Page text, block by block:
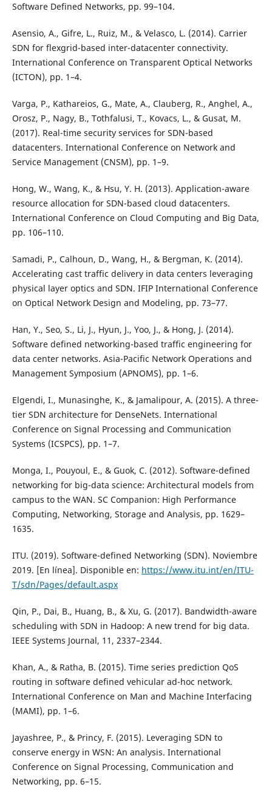
Software Defined Networks, pp. 99–104.
Asensio, A., Gifre, L., Ruiz, M., & Velasco, L. (2014). Carrier
SDN for flexgrid-based inter-datacenter connectivity.
International Conference on Transparent Optical Networks
(ICTON), pp. 1–4.
Varga, P., Kathareios, G., Mate, A., Clauberg, R., Anghel, A.,
Orosz, P., Nagy, B., Tothfalusi, T., Kovacs, L., & Gusat, M.
(2017). Real-time security services for SDN-based
datacenters. International Conference on Network and
Service Management (CNSM), pp. 1–9.
Hong, W., Wang, K., & Hsu, Y. H. (2013). Application-aware
resource allocation for SDN-based cloud datacenters.
International Conference on Cloud Computing and Big Data,
pp. 106–110.
Samadi, P., Calhoun, D., Wang, H., & Bergman, K. (2014).
Accelerating cast traffic delivery in data centers leveraging
physical layer optics and SDN. IFIP International Conference
on Optical Network Design and Modeling, pp. 73–77.
Han, Y., Seo, S., Li, J., Hyun, J., Yoo, J., & Hong, J. (2014).
Software defined networking-based traffic engineering for
data center networks. Asia-Pacific Network Operations and
Management Symposium (APNOMS), pp. 1–6.
Elgendi, I., Munasinghe, K., & Jamalipour, A. (2015). A three-
tier SDN architecture for DenseNets. International
Conference on Signal Processing and Communication
Systems (ICSPCS), pp. 1–7.
Monga, I., Pouyoul, E., & Guok, C. (2012). Software-defined
networking for big-data science: Architectural models from
campus to the WAN. SC Companion: High Performance
Computing, Networking, Storage and Analysis, pp. 1629–
1635.
ITU. (2019). Software-defined Networking (SDN). Noviembre
2019. [En línea]. Disponible en: https://www.itu.int/en/ITU-
T/sdn/Pages/default.aspx
Qin, P., Dai, B., Huang, B., & Xu, G. (2017). Bandwidth-aware
scheduling with SDN in Hadoop: A new trend for big data.
IEEE Systems Journal, 11, 2337–2344.
Khan, A., & Ratha, B. (2015). Time series prediction QoS
routing in software defined vehicular ad-hoc network.
International Conference on Man and Machine Interfacing
(MAMI), pp. 1–6.
Jayashree, P., & Princy, F. (2015). Leveraging SDN to
conserve energy in WSN: An analysis. International
Conference on Signal Processing, Communication and
Networking, pp. 6–15.